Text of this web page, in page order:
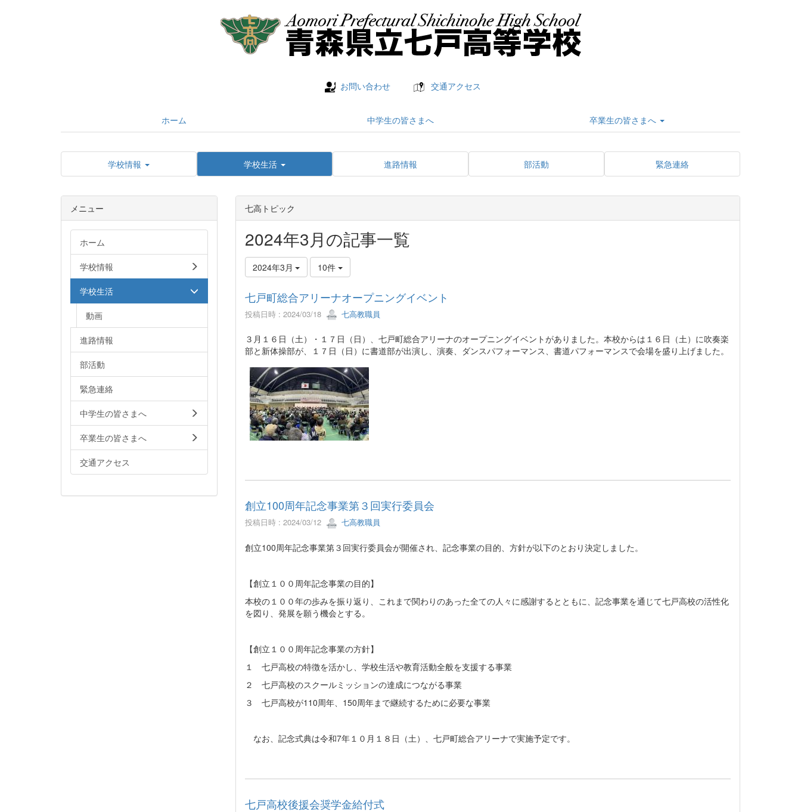
お問い合わせ 交通アクセス
ホーム 中学生の皆さまへ 卒業生の皆さまへ
学校情報 学校生活 進路情報 部活動 緊急連絡
七高トピック
2024年3月の記事一覧
2024年3月 10件
七戸町総合アリーナオープニングイベント
投稿日時 : 2024/03/18 七高教職員
３月１６日（土）・１７日（日）、七戸町総合アリーナのオープニングイベントがありました。本校からは１６日（土）に吹奏楽
部と新体操部が、１７日（日）に書道部が出演し、演奏、ダンスパフォーマンス、書道パフォーマンスで会場を盛り上げました。
創立100周年記念事業第３回実行委員会
投稿日時 : 2024/03/12 七高教職員
創立100周年記念事業第３回実行委員会が開催され、記念事業の目的、方針が以下のとおり決定しました。
【創立１００周年記念事業の目的】
本校の１００年の歩みを振り返り、これまで関わりのあった全ての人々に感謝するとともに、記念事業を通じて七戸高校の活性化
を図り、発展を願う機会とする。
【創立１００周年記念事業の方針】
１ 七戸高校の特徴を活かし、学校生活や教育活動全般を支援する事業
２ 七戸高校のスクールミッションの達成につながる事業
３ 七戸高校が110周年、150周年まで継続するために必要な事業
なお、記念式典は令和7年１０月１８日（土）、七戸町総合アリーナで実施予定です。
七戸高校後援会奨学金給付式
メニュー
ホーム
学校情報
学校生活
動画
進路情報
部活動
緊急連絡
中学生の皆さまへ
卒業生の皆さまへ
交通アクセス